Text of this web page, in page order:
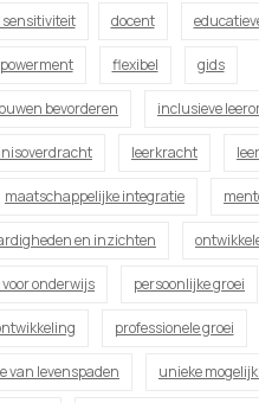
docent
flexibel gids
bevorderen inclusieve
leerkracht
maatschappelijke integratie
en inzichten
voor onderwijs persoonlijke groei
professionele groei
van levenspaden unieke